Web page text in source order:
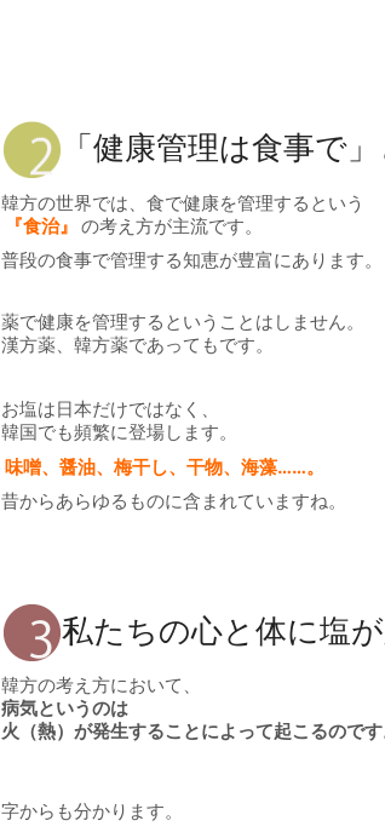
「健康管理は食事で
韓方の世界では、食で健康を管理するという
『食治』 の考え方が主流です。
普段の食事で管理する知恵が豊富にあります。
薬で健康を管理するということはしません。
漢方薬、韓方薬であってもです。
お塩は日本だけではなく、
韓国でも頻繁に登場します。
味噌、醤油、梅干し、干物、海藻……。
昔からあらゆるものに含まれていますね。
私たちの心と体に塩
韓方の考え方において、
病気というのは
火（熱）が発生することによって起こるのです
字からも分かります。